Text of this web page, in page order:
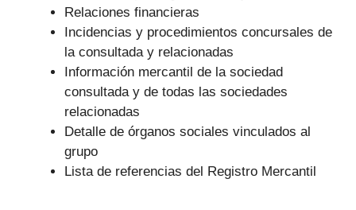
Relaciones financieras
Incidencias y procedimientos concursales de
la consultada y relacionadas
Información mercantil de la sociedad
consultada y de todas las sociedades
relacionadas
Detalle de órganos sociales vinculados al
grupo
Lista de referencias del Registro Mercantil